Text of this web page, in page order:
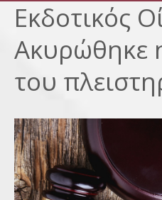
Εκδοτικός
Ακυρώθηκε
του